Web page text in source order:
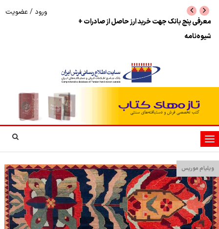
نرخ بازگشت ارز حاصل از صادرات + تکمیلی
ورود /عضویت
تغییر
وضعیت
ناوبری
ویلیام موریس